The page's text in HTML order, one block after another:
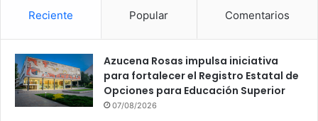
Reciente Popular Comentarios
Azucena Rosas impulsa iniciativa
para fortalecer el Registro Estatal de
Opciones para Educación Superior
07/08/2026